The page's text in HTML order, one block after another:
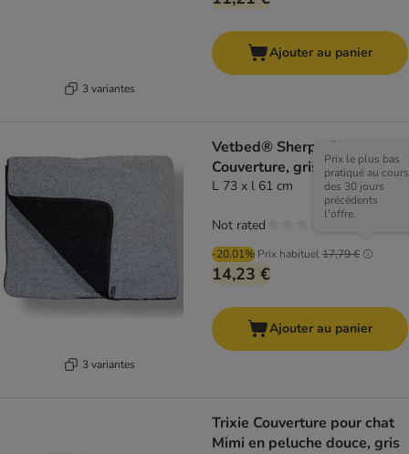
3 variantes
Ajouter au panier
3 variantes
Vetbed® Sherpa Fleece
Couverture, grise
L 73 x l 61 cm
-20.01% Prix habituel17,79 €
Prix le plus bas
pratiqué au cours
des 30 jours
précédents
l'offre.
14,23 €
Not rated
Ajouter au panier
Trixie Couverture pour chat
Mimi en peluche douce, gris